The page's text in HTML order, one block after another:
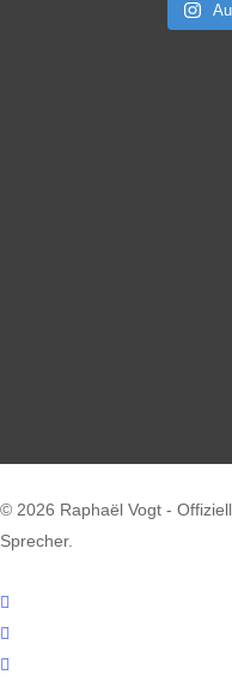
© 2026 Raphaël Vogt -
Sprecher.
facebook
youtube
instagram